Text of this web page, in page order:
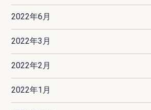
2022年6月
2022年3月
2022年2月
2022年1月